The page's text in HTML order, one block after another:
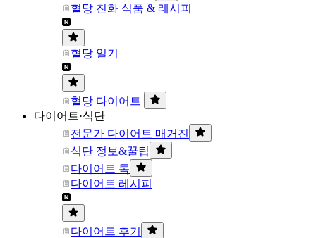
혈당 친화 식품 & 레시피
혈당 일기
혈당 다이어트
다이어트·식단
전문가 다이어트 매거진
식단 정보&꿀팁
다이어트 톡
다이어트 레시피
다이어트 후기